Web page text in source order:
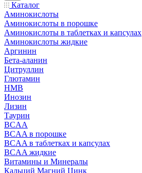
Каталог
Аминокислоты
Аминокислоты в порошке
Аминокислоты в таблетках и капсулах
Аминокислоты жидкие
Аргинин
Бета-аланин
Цитруллин
Глютамин
HMB
Инозин
Лизин
Таурин
BCAA
BCAA в порошке
BCAA в таблетках и капсулах
BCAA жидкие
Витамины и Минералы
Кальций Магний Цинк